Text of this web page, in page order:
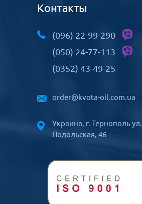
Контакты
(096) 22-99-290
(050) 24-77-113
(0352) 43-49-25
order@kvota-oil.com.ua
Украина, г. Тернополь ул.
Подольская, 46